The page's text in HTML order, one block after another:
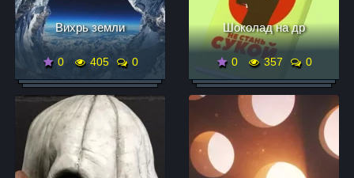
Вихрь земли
0 405 0
Шоколад на др
0 357 0